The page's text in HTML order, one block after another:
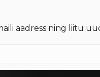
aadress ning liitu